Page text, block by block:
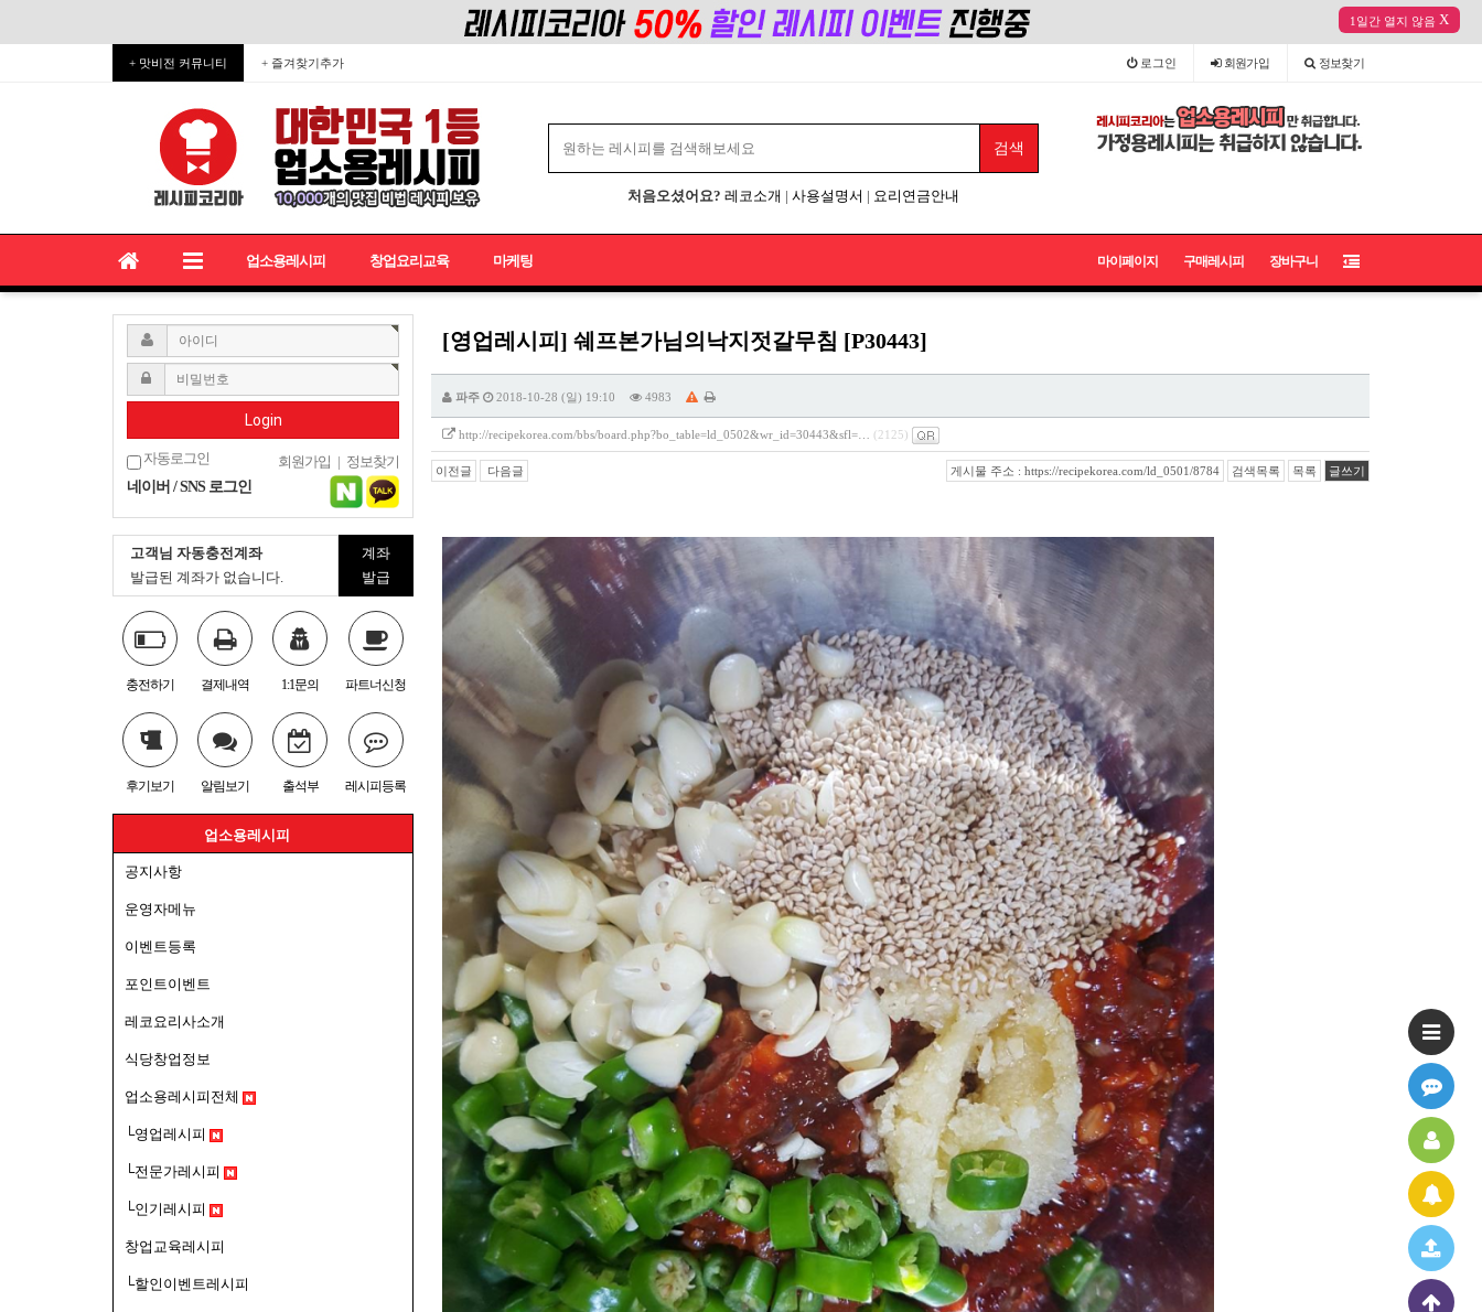
1일간 열지 않음 X
+ 맛비전 커뮤니티 + 즐겨찾기추가 로그인 회원가입 정보찾기
처음오셨어요? 레코소개 | 사용설명서 | 요리연금안내
마이페이지 구매레시피 장바구니
업소용레시피 창업요리교육 마케팅
Login
자동로그인 회원가입 | 정보찾기
네이버 / SNS 로그인
고객님 자동충전계좌
발급된 계좌가 없습니다.
계좌
발급
충전하기 결제내역 1:1문의 파트너신청
후기보기 알림보기 출석부 레시피등록
업소용레시피
공지사항
운영자메뉴
이벤트등록
포인트이벤트
레코요리사소개
식당창업정보
업소용레시피전체
└영업레시피
└전문가레시피
└인기레시피
창업교육레시피
└할인이벤트레시피
[영업레시피] 쉐프본가님의낙지젓갈무침 [P30443]
파주 2018-10-28 (일) 19:10 4983
http://recipekorea.com/bbs/board.php?bo_table=ld_0502&wr_id=30443&sfl=… (2125)
이전글 다음글 게시물 주소 : https://recipekorea.com/ld_0501/8784 검색목록 목록 글쓰기